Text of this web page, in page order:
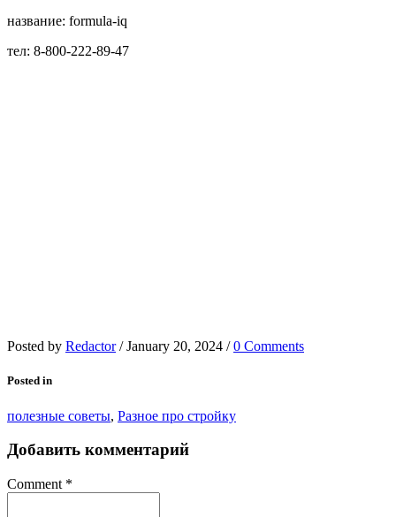
название: formula-iq
тел: 8-800-222-89-47
Posted by Redactor / January 20, 2024 / 0 Comments
Posted in
полезные советы, Разное про стройку
Добавить комментарий
Comment *